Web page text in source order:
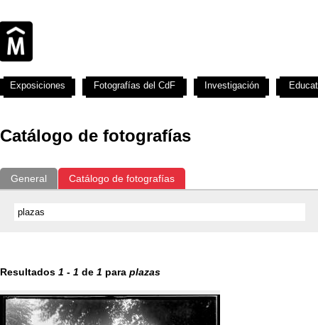
Catálogo de fotografías
General Catálogo de fotografías
Resultados 1 - 1 de 1 para plazas
Exposiciones Fotografías del CdF Investigación